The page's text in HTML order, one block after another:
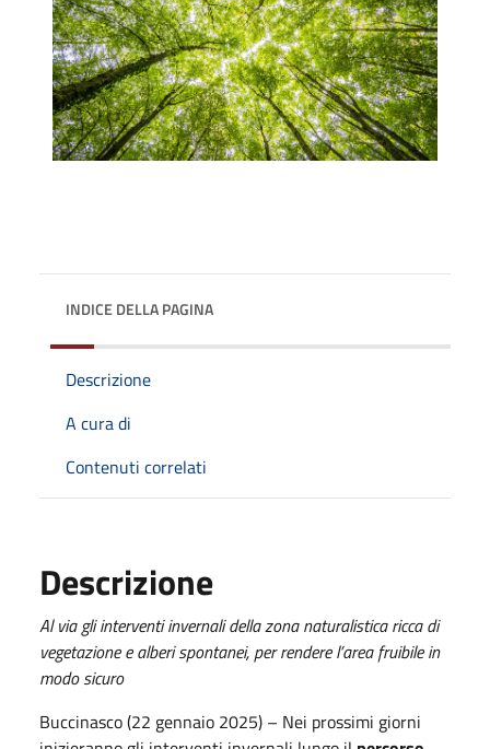
INDICE DELLA PAGINA
Descrizione
A cura di
Contenuti correlati
Descrizione
Al via gli interventi invernali della zona naturalistica ricca di
vegetazione e alberi spontanei, per rendere l’area fruibile in
modo sicuro
Buccinasco (22 gennaio 2025) – Nei prossimi giorni